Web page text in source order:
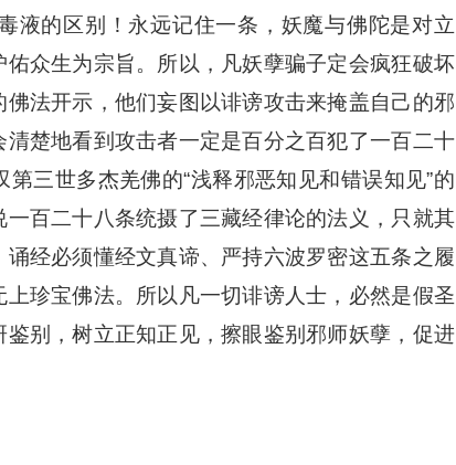
液的区别！永远记住一条，妖魔与佛陀是对立
众生为宗旨。所以，凡妖孽骗子定会疯狂破坏
法开示，他们妄图以诽谤攻击来掩盖自己的邪
楚地看到攻击者一定是百分之百犯了一百二十
三世多杰羌佛的“浅释邪恶知见和错误知见”的
百二十八条统摄了三藏经律论的法义，只就其
经必须懂经文真谛、严持六波罗密这五条之履
珍宝佛法。所以凡一切诽谤人士，必然是假圣
别，树立正知正见，擦眼鉴别邪师妖孽，促进